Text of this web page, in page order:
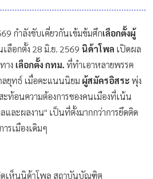
กำลังขับเคี่ยวกันเข้มข้มศึกเลือกตั้งผู้
ลือกตั้ง 28 มิ.ย. 2569 นิด้าโพล เปิดผล
าง เลือกตั้ง กทม. ที่ทำเอาหลายพรรค
ลยุทธ์ เมื่อคะแนนนิยม ผู้สมัครอิสระพุ่ง
ะท้อนความต้องการของคนเมืองที่เน้น
ละผลงาน" เป็นที่ตั้งมากกว่าการยึดติด
รเมืองเดิมๆ
ดเห็นนิด้าโพล สถาบันบัณฑิต